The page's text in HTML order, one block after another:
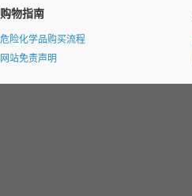
购物指南
危险化学品购买流程
网站免责声明